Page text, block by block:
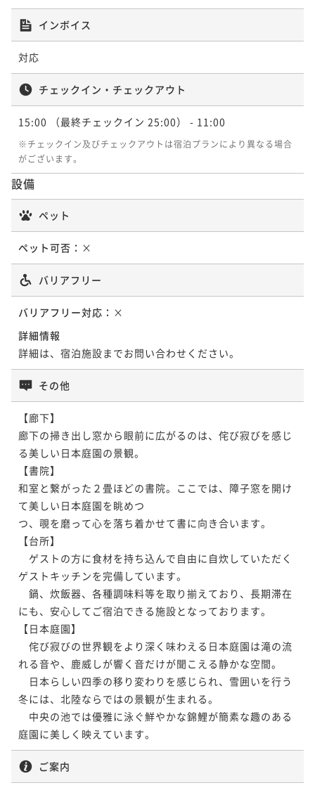
インボイス
対応
チェックイン・チェックアウト
15:00 （最終チェックイン 25:00） - 11:00
※チェックイン及びチェックアウトは宿泊プランにより異なる場合
がございます。
設備
ペット
ペット可否： ×
バリアフリー
バリアフリー対応： ×
詳細情報
詳細は、宿泊施設までお問い合わせください。
その他
【廊下】
廊下の掃き出し窓から眼前に広がるのは、侘び寂びを感じ
る美しい日本庭園の景観。
【書院】
和室と繋がった２畳ほどの書院。ここでは、障子窓を開け
て美しい日本庭園を眺めつ
つ、覗を磨って心を落ち着かせて書に向き合います。
【台所】
ゲストの方に食材を持ち込んで自由に自炊していただく
ゲストキッチンを完備しています。
鍋、炊飯器、各種調味料等を取り揃えており、長期滞在
にも、安心してご宿泊できる施設となっております。
【日本庭園】
侘び寂びの世界観をより深く味わえる日本庭園は滝の流
れる音や、鹿威しが響く音だけが聞こえる静かな空間。
日本らしい四季の移り変わりを感じられ、雪囲いを行う
冬には、北陸ならではの景観が生まれる。
中央の池では優雅に泳ぐ鮮やかな錦鯉が簡素な趣のある
ご案内